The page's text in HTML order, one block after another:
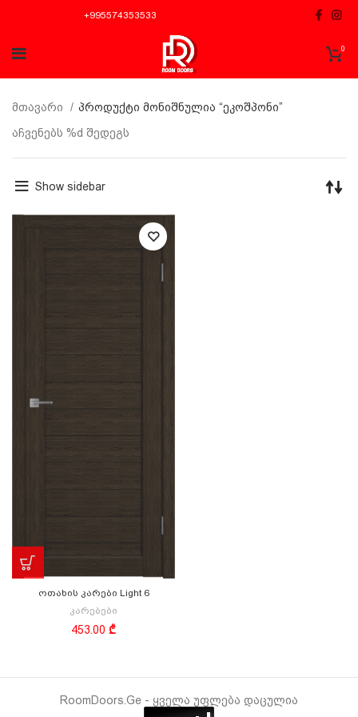
+995574353533
0
მთავარი
პროდუქტი მონიშნულია “ეკოშპონი”
აჩვენებს %d შედეგს
Show sidebar
ოთახის კარები Light 6
კარებები
453.00 ₾
RoomDoors.Ge - ყველა უფლება დაცულია